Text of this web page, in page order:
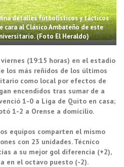
detalles futbolísticos y tácticos
cara al Clásico Ambateño de este
(Foto El Heraldo)
(19:15 horas) en el estadio
los más reñidos de los últimos
como local por efectos de
encendidos tras sumar de a
1-0 a Liga de Quito en casa;
1-2 a Orense a domicilio.
equipos comparten el mismo
con 23 unidades. Técnico
a su mejor gol diferencia (+2),
en el octavo puesto (-2).